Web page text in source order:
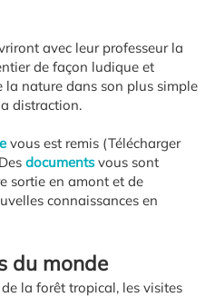
avec leur professeur la
de façon ludique et
la nature dans son plus simple
distraction.
vous est remis (Télécharger
documentsvous sont
sortie en amont et de
connaissances en
du monde
la forêt tropical, les visites